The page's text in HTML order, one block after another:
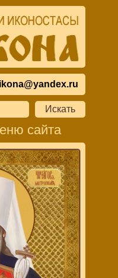
сайта